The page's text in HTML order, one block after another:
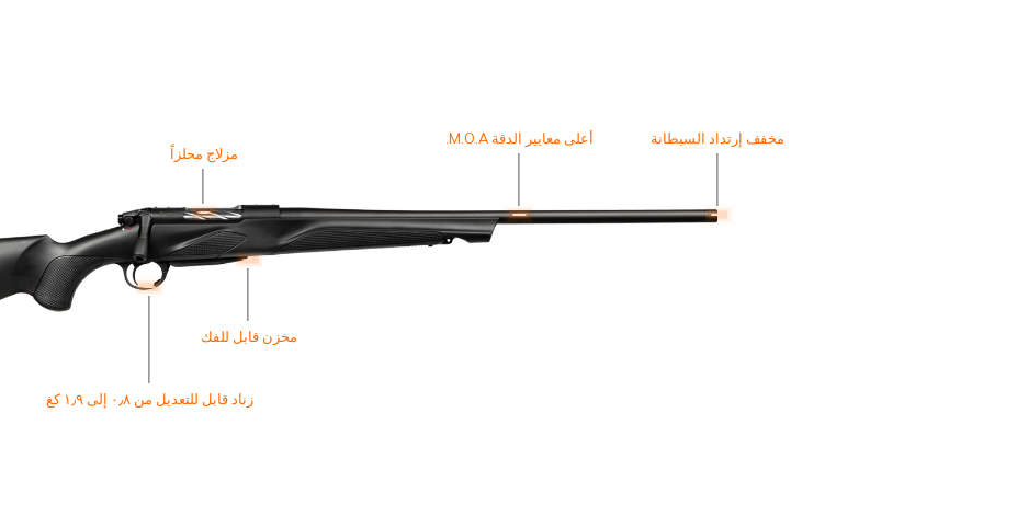
أعلى معايير الدقة M.O.A.
مخزن قابل للفك
زناد قابل للتعديل من ٠٫٨ إلى ١٫٩ كغ
مزلاج محلزاً
مخفف إرتداد السبطانة